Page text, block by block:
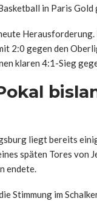
in Paris
2:0 gegen den
klaren 4:1-Sieg
liegt bereits
späten Tores von
endete.
Stimmung im